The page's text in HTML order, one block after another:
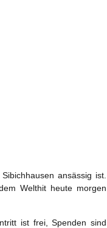
ansässig ist.
Welthit heute morgen
ist frei, Spenden sind